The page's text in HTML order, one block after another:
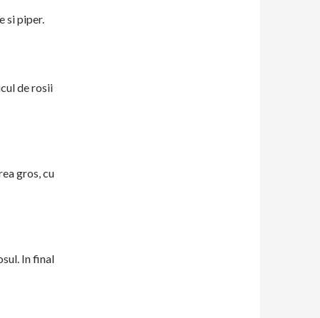
si piper.
de rosii
gros, cu
In final